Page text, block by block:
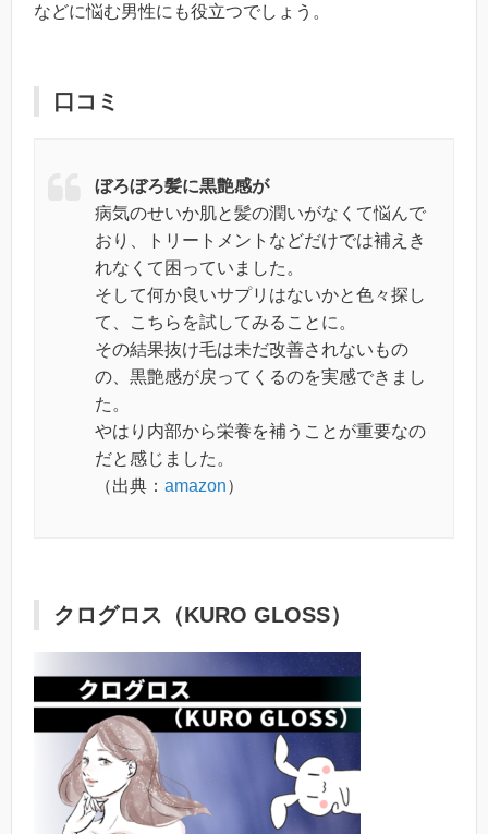
などに悩む男性にも役立つでしょう。
口コミ
ぼろぼろ髪に黒艶感が
病気のせいか肌と髪の潤いがなくて悩んで
おり、トリートメントなどだけでは補えき
れなくて困っていました。
そして何か良いサプリはないかと色々探し
て、こちらを試してみることに。
その結果抜け毛は未だ改善されないもの
の、黒艶感が戻ってくるのを実感できまし
た。
やはり内部から栄養を補うことが重要なの
だと感じました。
（出典： amazon）
クログロス（KURO GLOSS）